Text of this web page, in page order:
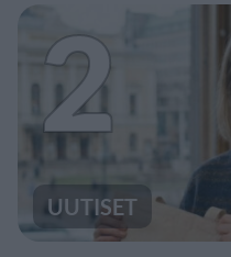
2
UUTISET